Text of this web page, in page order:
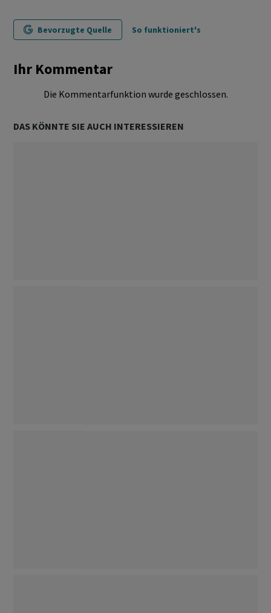
Bevorzugte Quelle So funktioniert's
Ihr Kommentar
Die Kommentarfunktion wurde geschlossen.
DAS KÖNNTE SIE AUCH INTERESSIEREN